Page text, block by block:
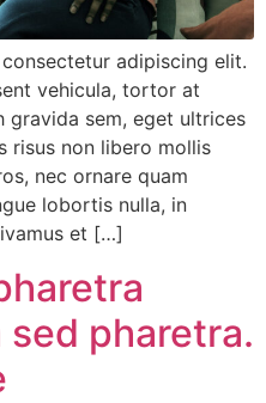
adipiscing elit.
vehicula, tortor at
gravida sem, eget ultrices
risus non libero mollis
nec ornare quam
lobortis nulla, in
et […]
pharetra.